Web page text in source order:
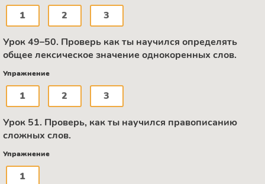
1 2 3
Урок 49–50. Проверь как ты научился определять
общее лексическое значение однокоренных слов.
Упражнение
1 2 3
Урок 51. Проверь, как ты научился правописанию
сложных слов.
Упражнение
1